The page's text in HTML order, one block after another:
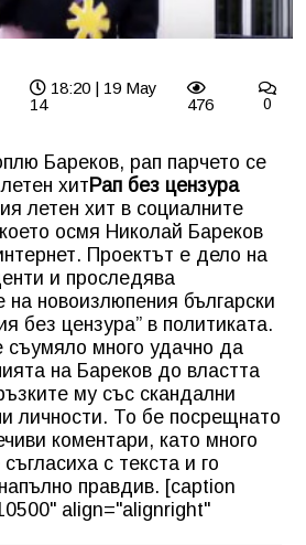
18:20 | 19 May
14
476 0
Бареков, рап парчето се
хитРап без цензура
летен хит в социалните
осмя Николай Бареков
Проектът е дело на
и проследява
новоизлюпения български
без цензура” в политиката.
много удачно да
на Бареков до властта
му със скандални
личности. То бе посрещнато
коментари, като много
с текста и го
правдив. [caption
align="alignright"